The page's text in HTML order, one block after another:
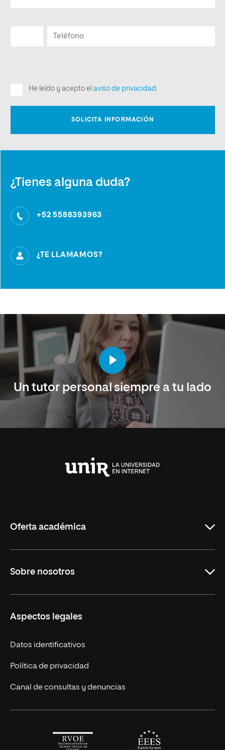
¿Tienes alguna duda?
+52 5588393963
¿TE LLAMAMOS?
Un tutor personal siempre a tu lado
Oferta académica
Licenciaturas en línea
Másteres Europeos
Cursos Europeos
Títulos Americanos
Alianza Newman
Sobre nosotros
Nuestros alumnos
Únete a nosotros
Actualidad
Solicita información
Aspectos legales
Datos identificativos
Política de privacidad
Canal de consultas y denuncias